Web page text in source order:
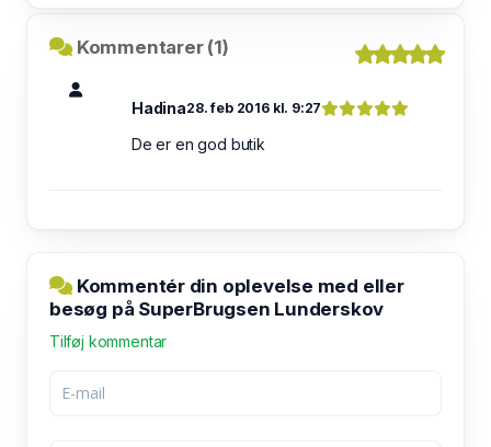
Kommentarer (1)
Hadina28. feb 2016 kl. 9:27
De er en god butik
Kommentér din oplevelse med eller
besøg på SuperBrugsen Lunderskov
Tilføj kommentar